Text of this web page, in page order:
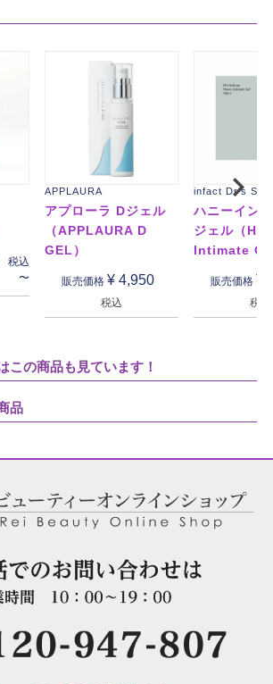
税込
〜
APPLAURA
アプローラ Dジェル
（APPLAURA D
GEL）
販売価格 ¥ 4,950
税込
infact Dr's
ハニーイン
ジェル（
Intimate
販売価格 ¥
税込
この商品も見ています！
品